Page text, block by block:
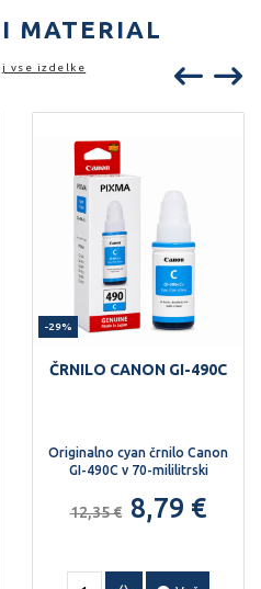
MATERIAL
vse izdelke
-29%
ČRNILO CANON GI-490C
Originalno cyan črnilo Canon
GI-490C v 70-mililitrski
12,35 € 8,79 €